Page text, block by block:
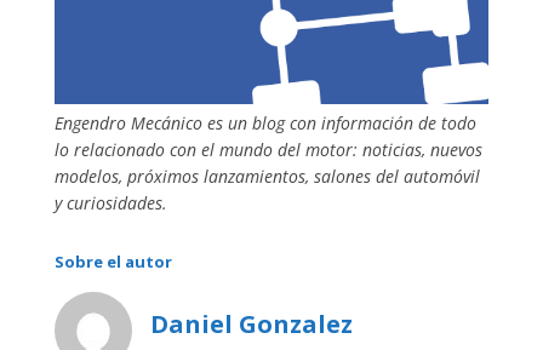
Engendro Mecánico es un blog con información de todo
lo relacionado con el mundo del motor: noticias, nuevos
modelos, próximos lanzamientos, salones del automóvil
y curiosidades.
Sobre el autor
Daniel Gonzalez